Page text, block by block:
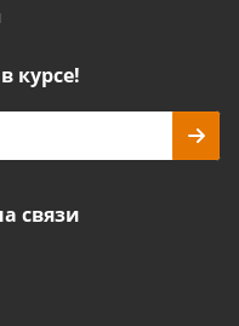
курсе!
связи